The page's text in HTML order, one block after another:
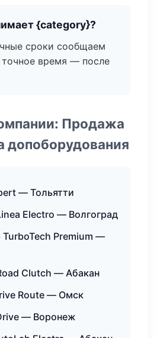
{category}?
сроки сообщаем
время — после
Продажа
допоборудования
— Тольятти
Electro — Волгоград
Premium —
Clutch — Абакан
Route — Омск
— Воронеж